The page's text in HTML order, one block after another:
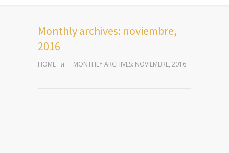
Monthly archives: noviembre,
2016
HOME MONTHLY ARCHIVES: NOVIEMBRE, 2016